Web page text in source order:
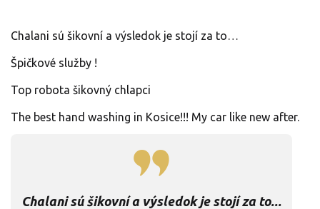
Chalani sú šikovní a výsledok je stojí za to…
Špičkové služby !
Top robota šikovný chlapci
The best hand washing in Kosice!!! My car like new after.
Chalani sú šikovní a výsledok je stojí za to...